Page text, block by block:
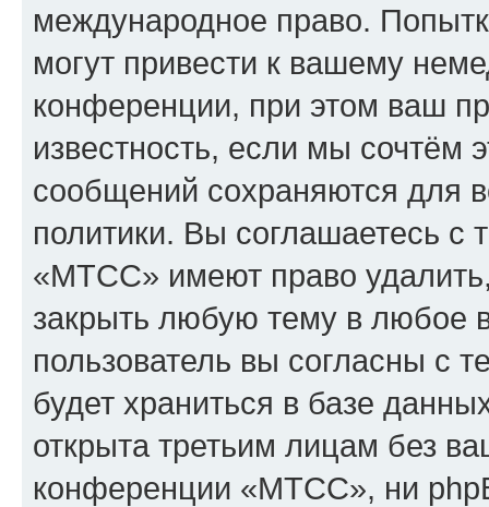
международное право.
могут привести к вашему
конференции, при этом ваш
известность, если мы сочтём
сообщений сохраняются для
политики. Вы соглашаетесь
«МТСС» имеют право удалить,
закрыть любую тему в любое
пользователь вы согласны с
будет храниться в базе
открыта третьим лицам без
конференции «МТСС», ни